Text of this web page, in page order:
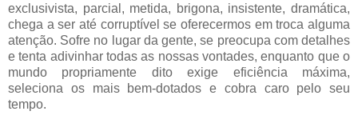
exclusivista, parcial, metida, brigona, insistente, dramática,
chega a ser até corruptível se oferecermos em troca alguma
atenção. Sofre no lugar da gente, se preocupa com detalhes
e tenta adivinhar todas as nossas vontades, enquanto que o
mundo propriamente dito exige eficiência máxima,
seleciona os mais bem-dotados e cobra caro pelo seu
tempo.